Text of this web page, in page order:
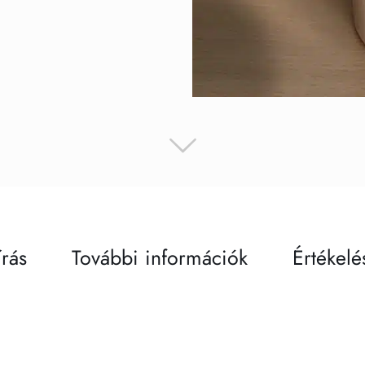
További információk